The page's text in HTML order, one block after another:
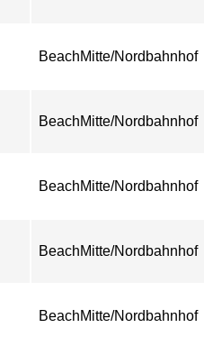
BeachMitte/Nordbahnhof
BeachMitte/Nordbahnhof
BeachMitte/Nordbahnhof
BeachMitte/Nordbahnhof
BeachMitte/Nordbahnhof